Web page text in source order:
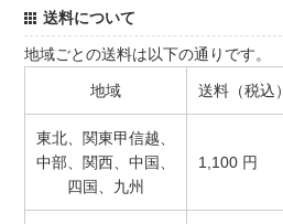
送料について
地域ごとの送料は以下の通りです。
地域 送料（税込）
東北、関東甲信越、
中部、関西、中国、
四国、九州
1,100 円